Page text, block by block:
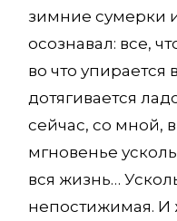
зимние сумерки
осознавал: все,
во что упирается
дотягивается
сейчас, со мной,
мгновенье
вся жизнь…
непостижимая. И